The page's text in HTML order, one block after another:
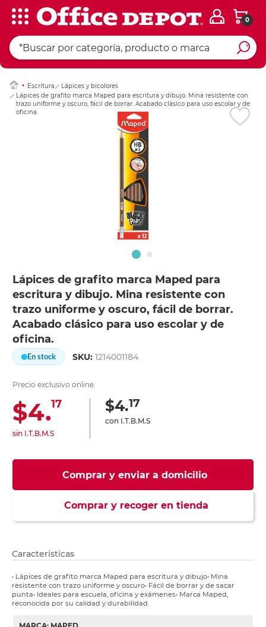
0
Escritura
Lápices y bicolores
Lápices de grafito marca Maped para escritura y dibujo. Mina resistente con
trazo uniforme y oscuro, fácil de borrar. Acabado clásico para uso escolar y de
oficina.
Lápices de grafito marca Maped para
escritura y dibujo. Mina resistente con
trazo uniforme y oscuro, fácil de borrar.
Acabado clásico para uso escolar y de
oficina.
En stock SKU:1214001184
Precio exclusivo online:
$4.17
sin I.T.B.M.S
$4.17
con I.T.B.M.S
Comprar y enviar a domicilio
Comprar y recoger en tienda
Ingresar Codigo
Características
• Lápices de grafito marca Maped para escritura y dibujo• Mina
resistente con trazo uniforme y oscuro• Fácil de borrar y de sacar
punta• Ideales para escuela, oficina y exámenes• Marca Maped,
reconocida por su calidad y durabilidad.